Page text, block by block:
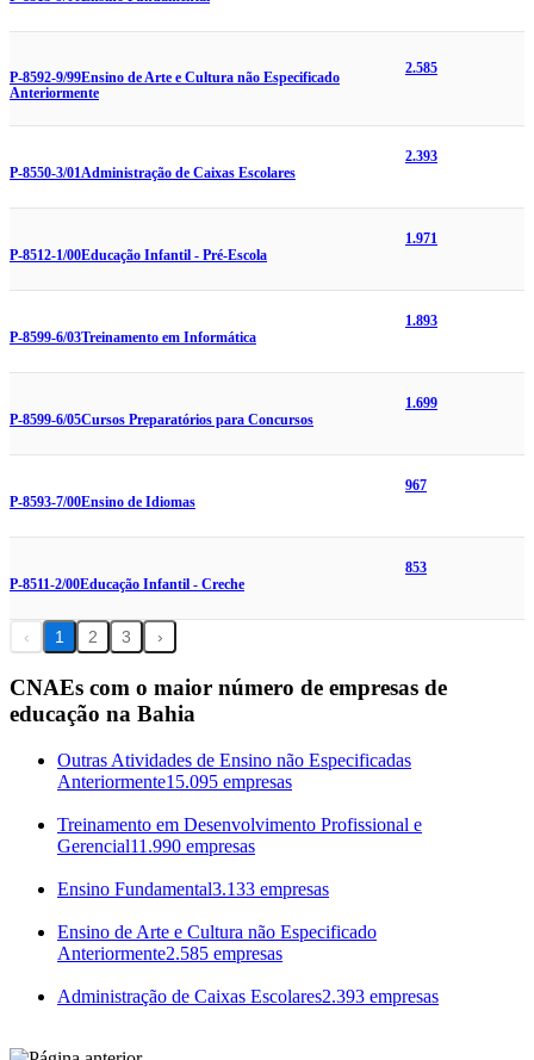
P-8592-9/99Ensino de Arte e Cultura não Especificado
Anteriormente
2.585
P-8550-3/01Administração de Caixas Escolares
2.393
P-8512-1/00Educação Infantil - Pré-Escola
1.971
P-8599-6/03Treinamento em Informática
1.893
P-8599-6/05Cursos Preparatórios para Concursos
1.699
P-8593-7/00Ensino de Idiomas
967
P-8511-2/00Educação Infantil - Creche
853
‹ 1 2 3 ›
CNAEs com o maior número de empresas de
educação na Bahia
Outras Atividades de Ensino não Especificadas
Anteriormente15.095 empresas
Treinamento em Desenvolvimento Profissional e
Gerencial11.990 empresas
Ensino Fundamental3.133 empresas
Ensino de Arte e Cultura não Especificado
Anteriormente2.585 empresas
Administração de Caixas Escolares2.393 empresas